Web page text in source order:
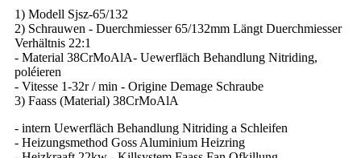
1) Modell Sjsz-65/132
2) Schrauwen - Duerchmiesser 65/132mm Längt Duerchmiesser
Verhältnis 22:1
- Material 38CrMoAlA- Uewerfläch Behandlung Nitriding,
poléieren
- Vitesse 1-32r / min - Origine Demage Schraube
3) Faass (Material) 38CrMoAlA
- intern Uewerfläch Behandlung Nitriding a Schleifen
- Heizungsmethod Goss Aluminium Heizring